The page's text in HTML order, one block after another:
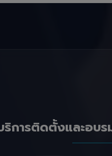
ริการติดตั้งและอบร